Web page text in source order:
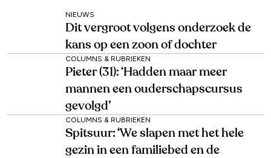
NIEUWS
Dit vergroot volgens onderzoek de
kans op een zoon of dochter
COLUMNS & RUBRIEKEN
Pieter (31): ‘Hadden maar meer
mannen een ouderschapscursus
gevolgd’
COLUMNS & RUBRIEKEN
Spitsuur: ‘We slapen met het hele
gezin in een familiebed en de